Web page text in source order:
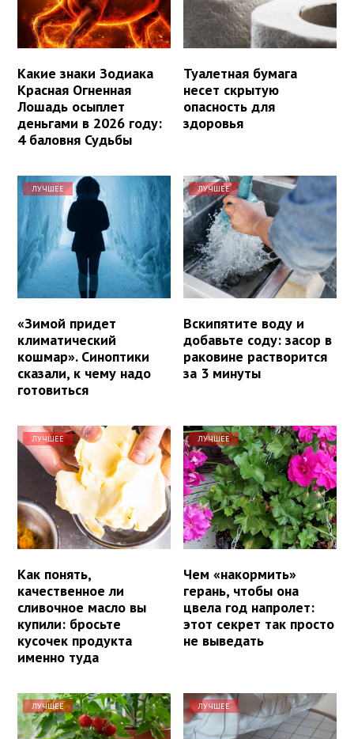
Какие знаки Зодиака
Красная Огненная
Лошадь осыплет
деньгами в 2026 году:
4 баловня Судьбы
Туалетная бумага
несет скрытую
опасность для
здоровья
ЛУЧШЕЕ
«Зимой придет
климатический
кошмар». Синоптики
сказали, к чему надо
готовиться
ЛУЧШЕЕ
Вскипятите воду и
добавьте соду: засор в
раковине растворится
за 3 минуты
ЛУЧШЕЕ
Как понять,
качественное ли
сливочное масло вы
купили: бросьте
кусочек продукта
именно туда
ЛУЧШЕЕ
Чем «накормить»
герань, чтобы она
цвела год напролет:
этот секрет так просто
не выведать
ЛУЧШЕЕ ЛУЧШЕЕ